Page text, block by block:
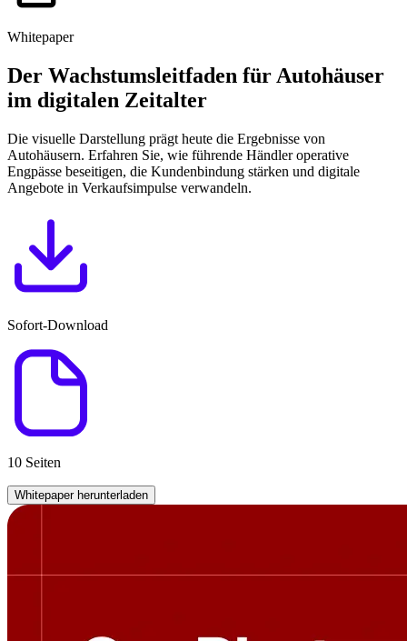
Whitepaper
Der Wachstumsleitfaden für Autohäuser
im digitalen Zeitalter
Die visuelle Darstellung prägt heute die Ergebnisse von
Autohäusern. Erfahren Sie, wie führende Händler operative
Engpässe beseitigen, die Kundenbindung stärken und digitale
Angebote in Verkaufsimpulse verwandeln.
Sofort-Download
10 Seiten
Whitepaper herunterladen